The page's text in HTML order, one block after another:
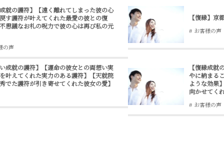
成就の護符】【遠く離れてしまった彼の心
す護符が叶えてくれた最愛の彼との復
思議なお札の呪力で彼の心は再び私の元
の声
【復縁】
お客様の声
い成就の護符】【運命の彼女との両想い実
叶えてくれた実力のある護符】【天就院
でた護符が引き寄せてくれた彼女の愛】
【復縁成就
やに納まる
ような効果
向かせてく
お客様の声